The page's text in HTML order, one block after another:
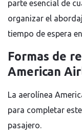
parte esencial de
organizar el
tiempo de espera
Formas de
American
La aerolínea
para completar
pasajero.